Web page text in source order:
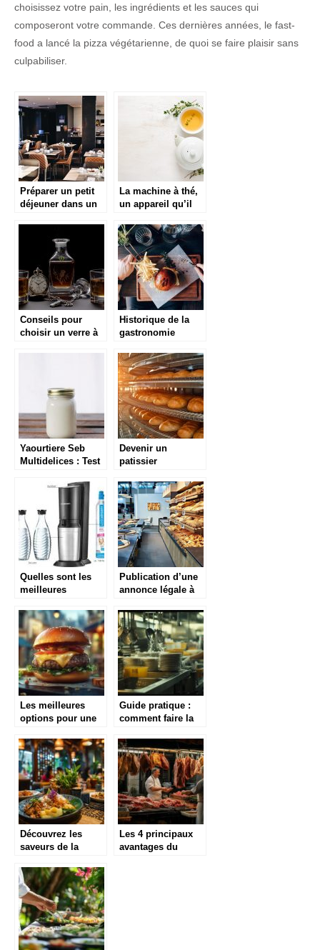
choisissez votre pain, les ingrédients et les sauces qui
composeront votre commande. Ces dernières années, le fast-
food a lancé la pizza végétarienne, de quoi se faire plaisir sans
culpabiliser.
Préparer un petit
déjeuner dans un
La machine à thé,
un appareil qu’il
cuisine
Conseils pour
choisir un verre à
Historique de la
gastronomie
Yaourtiere Seb
Multidelices : Test
Devenir un
patissier
comment y arriver
?
Quelles sont les
meilleures
2021 ?
Publication d’une
annonce légale à
boulangerie : que
savoir ?
Les meilleures
options pour une
à La Roche-sur-
Yon
Guide pratique :
comment faire la
restaurant
efficacement
Découvrez les
saveurs de la
restaurant
thaïlandais à Saint
Priest
Les 4 principaux
avantages du